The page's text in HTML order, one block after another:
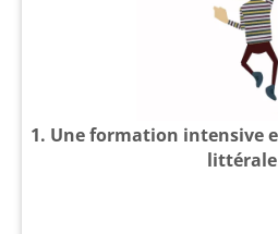
1. Une formation intensive
littérale